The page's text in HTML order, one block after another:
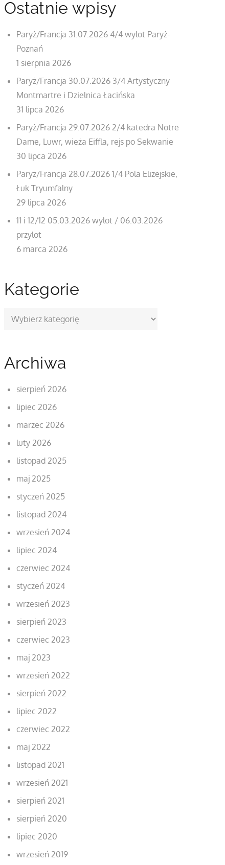
Ostatnie wpisy
Paryż/Francja 31.07.2026 4/4 wylot Paryż-
Poznań
1 sierpnia 2026
Paryż/Francja 30.07.2026 3/4 Artystyczny
Montmartre i Dzielnica Łacińska
31 lipca 2026
Paryż/Francja 29.07.2026 2/4 katedra Notre
Dame, Luwr, wieża Eiffla, rejs po Sekwanie
30 lipca 2026
Paryż/Francja 28.07.2026 1/4 Pola Elizejskie,
Łuk Tryumfalny
29 lipca 2026
11 i 12/12 05.03.2026 wylot / 06.03.2026
przylot
6 marca 2026
Kategorie
Kategorie
Archiwa
sierpień 2026
lipiec 2026
marzec 2026
luty 2026
listopad 2025
maj 2025
styczeń 2025
listopad 2024
wrzesień 2024
lipiec 2024
czerwiec 2024
styczeń 2024
wrzesień 2023
sierpień 2023
czerwiec 2023
maj 2023
wrzesień 2022
sierpień 2022
lipiec 2022
czerwiec 2022
maj 2022
listopad 2021
wrzesień 2021
sierpień 2021
sierpień 2020
lipiec 2020
wrzesień 2019